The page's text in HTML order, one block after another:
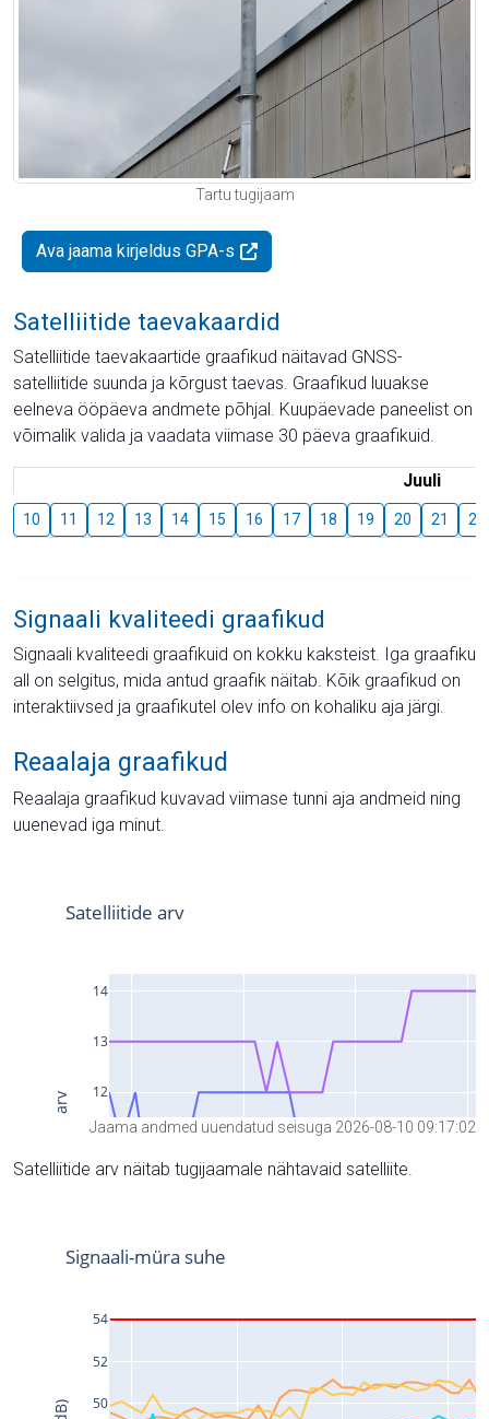
Tartu tugijaam
Ava jaama kirjeldus GPA-s
Satelliitide taevakaardid
Satelliitide taevakaartide graafikud näitavad GNSS-
satelliitide suunda ja kõrgust taevas. Graafikud luuakse
eelneva ööpäeva andmete põhjal. Kuupäevade paneelist on
võimalik valida ja vaadata viimase 30 päeva graafikuid.
Juuli
10 11 12 13 14 15 16 17 18 19 20 21 22
Signaali kvaliteedi graafikud
Signaali kvaliteedi graafikuid on kokku kaksteist. Iga graafiku
all on selgitus, mida antud graafik näitab. Kõik graafikud on
interaktiivsed ja graafikutel olev info on kohaliku aja järgi.
Reaalaja graafikud
Reaalaja graafikud kuvavad viimase tunni aja andmeid ning
uuenevad iga minut.
Jaama andmed uuendatud seisuga 2026-08-10 09:17:02
Satelliitide arv näitab tugijaamale nähtavaid satelliite.